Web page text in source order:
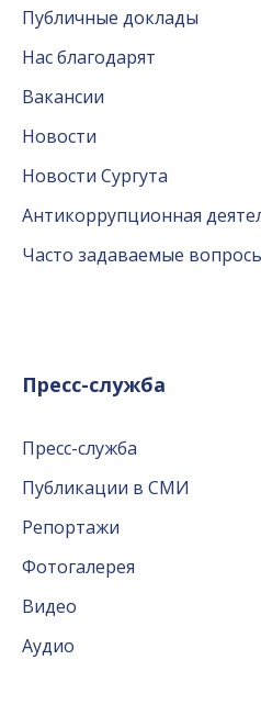
Публичные доклады
Нас благодарят
Вакансии
Новости
Новости Сургута
Антикоррупционная
Часто задаваемые
Пресс-служба
Пресс-служба
Публикации в СМИ
Репортажи
Фотогалерея
Видео
Аудио